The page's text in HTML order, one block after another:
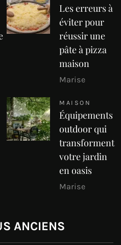
Les erreurs à
éviter pour
réussir une
pâte à pizza
maison
Marise
MAISON
Équipements
outdoor qui
transforment
votre jardin
en oasis
Marise
ANCIENS